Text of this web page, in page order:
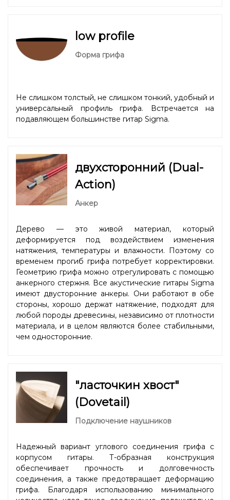
low profile
Форма грифа
Не слишком толстый, не слишком тонкий, удобный и
универсальный профиль грифа. Встречается на
подавляющем большинстве гитар Sigma.
двухсторонний (Dual-
Action)
Анкер
Дерево — это живой материал, который
деформируется под воздействием изменения
натяжения, температуры и влажности. Поэтому со
временем прогиб грифа потребует корректировки.
Геометрию грифа можно отрегулировать с помощью
анкерного стержня. Все акустические гитары Sigma
имеют двусторонние анкеры. Они работают в обе
стороны, хорошо держат натяжение, подходят для
любой породы древесины, независимо от плотности
материала, и в целом являются более стабильными,
чем односторонние.
"ласточкин хвост"
(Dovetail)
Подключение наушников
Надежный вариант углового соединения грифа с
корпусом гитары. Т-образная конструкция
обеспечивает прочность и долговечность
соединения, а также предотвращает деформацию
грифа. Благодаря использованию минимального